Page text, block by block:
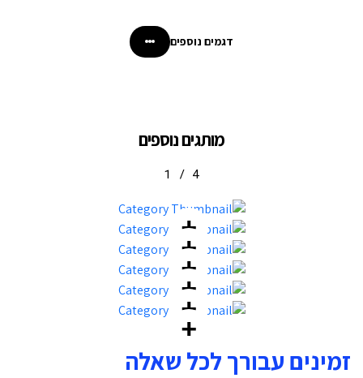
דגמים נוספים
מותגים נוספים
4
/
1
זמינים עבורך לכל שאלה